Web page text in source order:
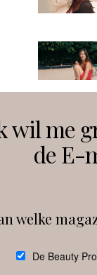
Volg ons
wil me
de E-
welke
De Beauty